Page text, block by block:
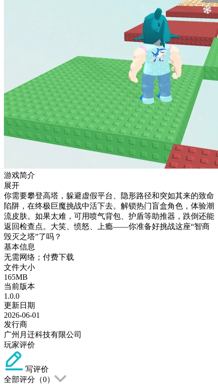
游戏简介
展开
你需要攀登高塔，躲避虚假平台、隐形路径和突如其来的致命
陷阱，在终极巨魔挑战中活下去。解锁热门盲盒角色，体验潮
流皮肤。如果太难，可用喷气背包、护盾等助推器，跌倒还能
返回检查点。大笑、愤怒、上瘾——你准备好挑战这座“智商
毁灭之塔”了吗？
基本信息
无需网络；付费下载
文件大小
165MB
当前版本
1.0.0
更新日期
2026-06-01
发行商
广州月迁科技有限公司
玩家评价
写评价
全部评分（0）